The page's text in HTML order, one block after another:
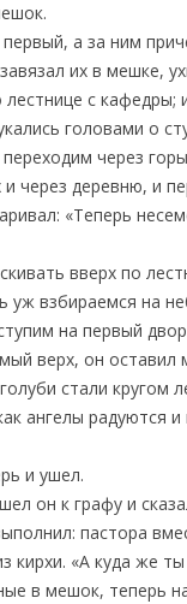
а за ним
их в мешке,
с кафедры;
головами о
через
через деревню, и
«Теперь
вверх по
уж взбираемся на
на первый
верх, он оставил
стали кругом
ангелы радуются
и ушел.
он к графу и
пастора
кирхи. «А куда же
в мешок, теперь